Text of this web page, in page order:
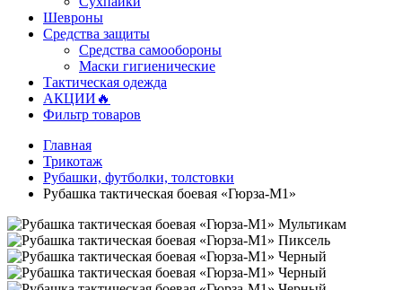
Шевроны
Средства защиты
Средства самообороны
Маски гигиенические
Тактическая одежда
АКЦИИ🔥
Фильтр товаров
Главная
Трикотаж
Рубашки, футболки, толстовки
Рубашка тактическая боевая «Гюрза-М1»